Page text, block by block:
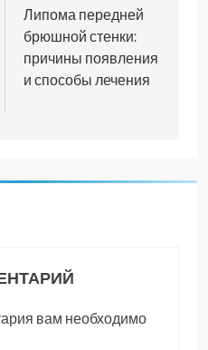
Липома передней
брюшной стенки:
причины появления
и способы лечения
вам необходимо